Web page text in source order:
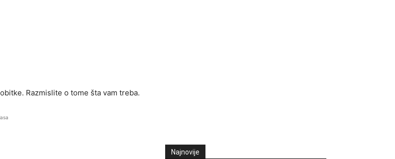
Razmislite o tome šta vam treba.
Najnovije